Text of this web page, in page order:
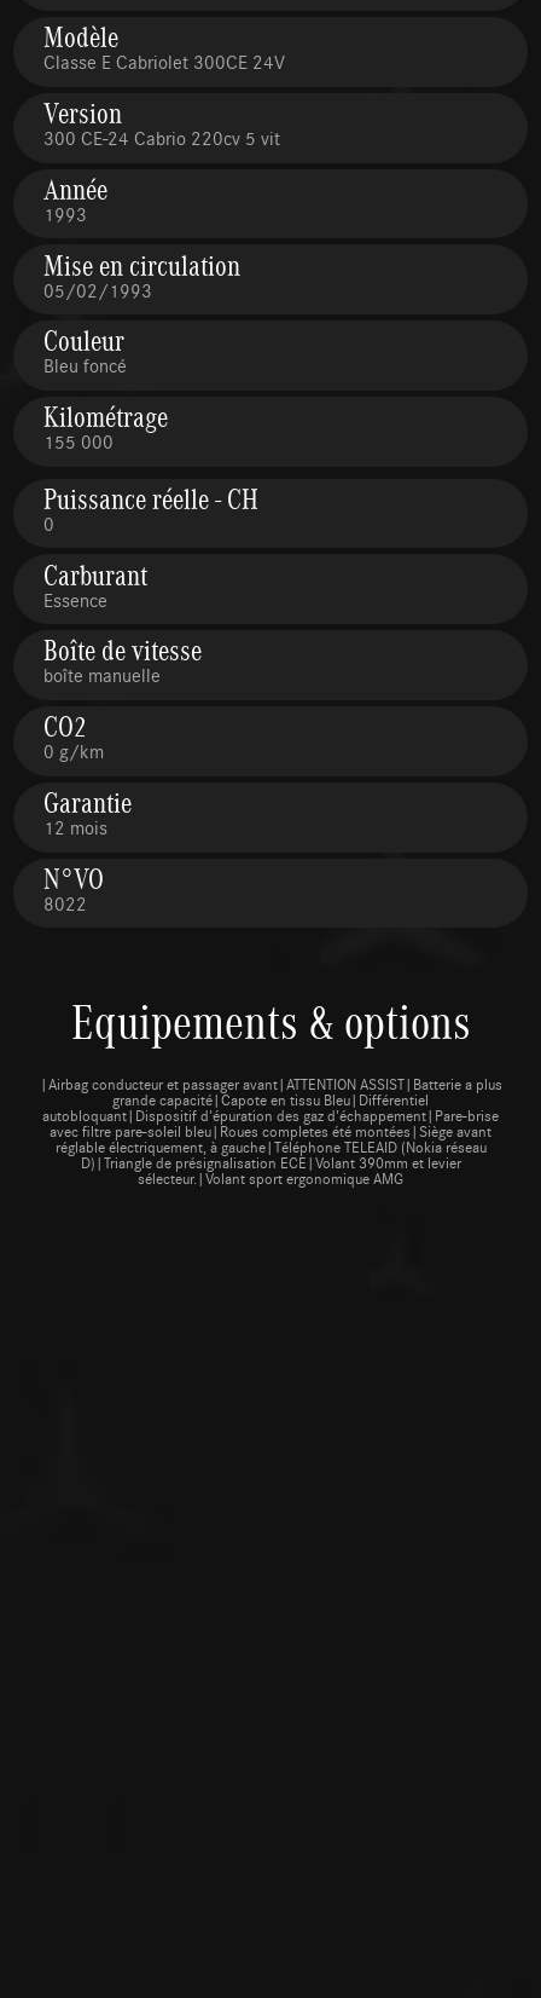
Modèle
Classe E Cabriolet 300CE 24V
Version
300 CE-24 Cabrio 220cv 5 vit
Année
1993
Mise en circulation
05/02/1993
Couleur
Bleu foncé
Kilométrage
155 000
Puissance réelle - CH
0
Carburant
Essence
Boîte de vitesse
boîte manuelle
CO2
0 g/km
Garantie
12 mois
N°VO
8022
Equipements & options
|Airbag conducteur et passager avant|ATTENTION ASSIST|Batterie a plus
grande capacité|Capote en tissu Bleu|Différentiel
autobloquant|Dispositif d'épuration des gaz d'échappement|Pare-brise
avec filtre pare-soleil bleu|Roues completes été montées|Siège avant
réglable électriquement, à gauche|Téléphone TELEAID (Nokia réseau
D)|Triangle de présignalisation ECE|Volant 390mm et levier
sélecteur.|Volant sport ergonomique AMG